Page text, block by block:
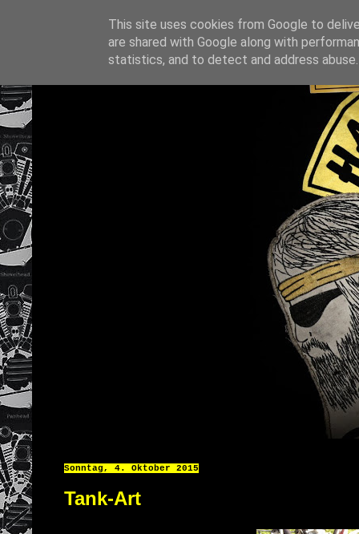
Sonntag, 4. Oktober 2015
Tank-Art
This site uses cookies from Google to
are shared with Google along with
statistics, and to detect and address abuse.